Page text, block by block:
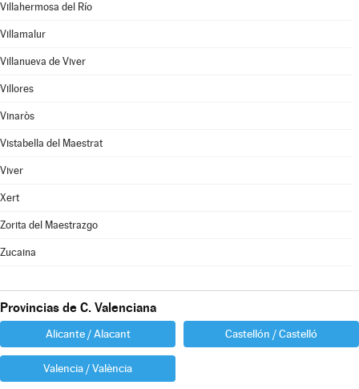
Villahermosa del Río
Villamalur
Villanueva de Viver
Villores
Vinaròs
Vistabella del Maestrat
Viver
Xert
Zorita del Maestrazgo
Zucaina
Provincias de C. Valenciana
Alicante / Alacant Castellón / Castelló
Valencia / València